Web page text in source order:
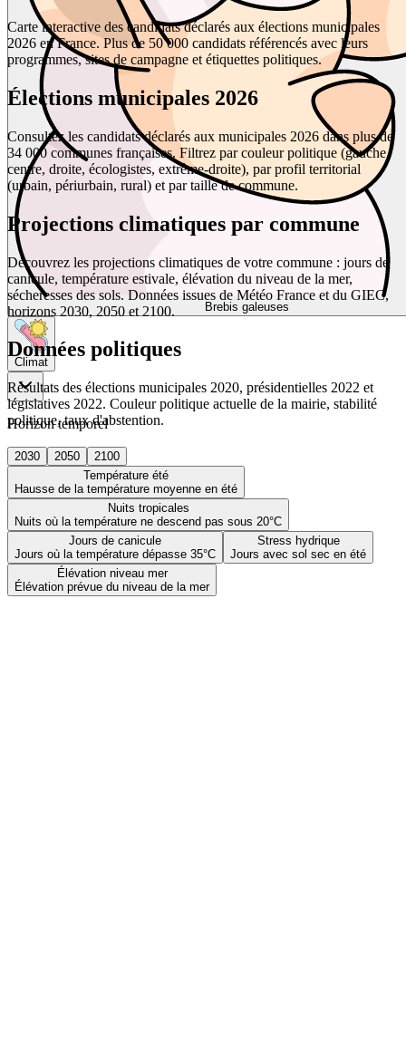
Brebis galeuses
Climat
Horizon temporel
2030 2050
2100
Température été
Hausse de la température moyenne en été
Nuits tropicales
Nuits où la température ne descend pas sous 20°C
Jours de canicule
Jours où la température dépasse 35°C
Stress hydrique
Jours avec sol sec en été
Élévation niveau mer
Élévation prévue du niveau de la mer
Carte interactive des candidats déclarés aux élections municipales
2026 en France. Plus de 50 000 candidats référencés avec leurs
programmes, sites de campagne et étiquettes politiques.
Élections municipales 2026
Consultez les candidats déclarés aux municipales 2026 dans plus de
34 000 communes françaises. Filtrez par couleur politique (gauche,
centre, droite, écologistes, extrême-droite), par profil territorial
(urbain, périurbain, rural) et par taille de commune.
Projections climatiques par commune
Découvrez les projections climatiques de votre commune : jours de
canicule, température estivale, élévation du niveau de la mer,
sécheresses des sols. Données issues de Météo France et du GIEC,
horizons 2030, 2050 et 2100.
Données politiques
Résultats des élections municipales 2020, présidentielles 2022 et
législatives 2022. Couleur politique actuelle de la mairie, stabilité
politique, taux d'abstention.